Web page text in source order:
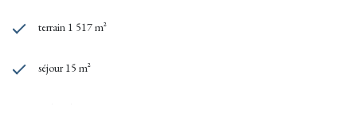
terrain 1 517 m²
séjour 15 m²